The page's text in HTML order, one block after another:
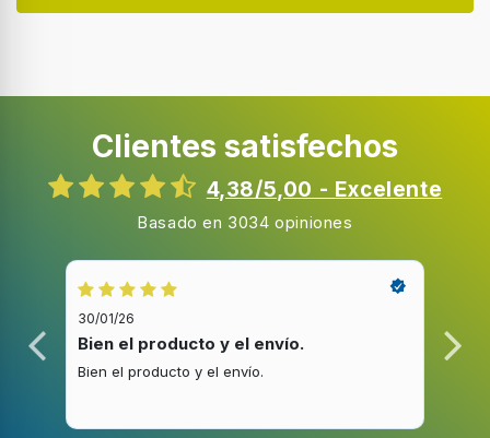
Capacidad neta del horno
Calentamiento superior e inferior
Rango de temperaturas del termostato del horno
Parrilla
Grill de amplia superficie
Clientes satisfechos
4,38/5,00 - Excelente
Basado en 3034 opiniones
30/01/26
Bien el producto y el envío.
Bien el producto y el envío.